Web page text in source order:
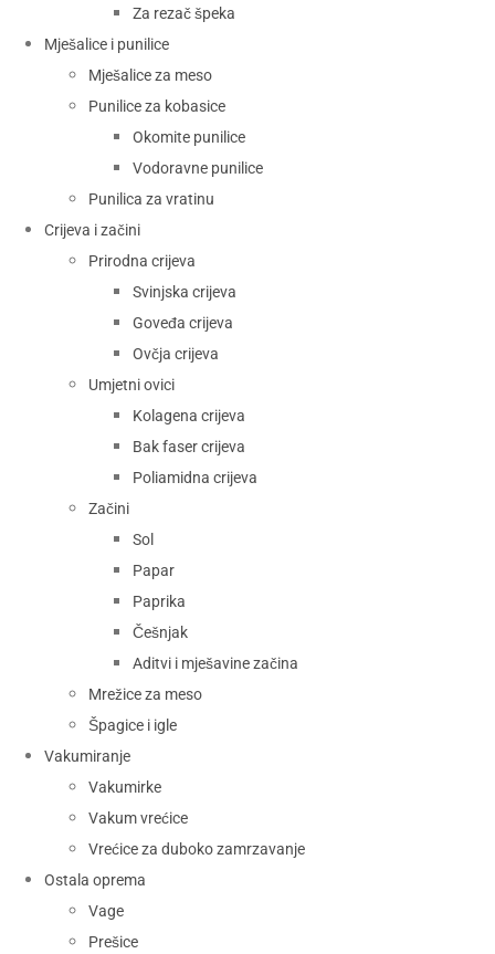
Za rezač špeka
Mješalice i punilice
Mješalice za meso
Punilice za kobasice
Okomite punilice
Vodoravne punilice
Punilica za vratinu
Crijeva i začini
Prirodna crijeva
Svinjska crijeva
Goveđa crijeva
Ovčja crijeva
Umjetni ovici
Kolagena crijeva
Bak faser crijeva
Poliamidna crijeva
Začini
Sol
Papar
Paprika
Češnjak
Aditvi i mješavine začina
Mrežice za meso
Špagice i igle
Vakumiranje
Vakumirke
Vakum vrećice
Vrećice za duboko zamrzavanje
Ostala oprema
Vage
Prešice